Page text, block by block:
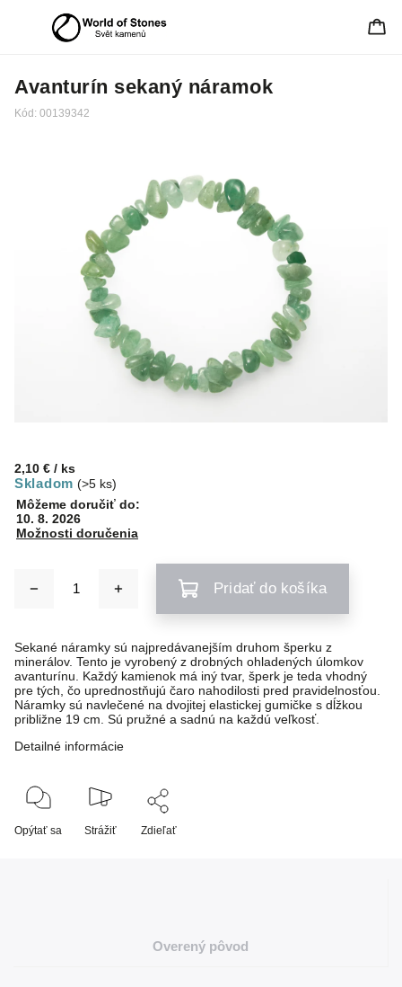
Avanturín sekaný náramok
Kód: 00139342
2,10 € / ks
Skladom (>5 ks)
Môžeme doručiť do:
10. 8. 2026
Možnosti doručenia
Pridať do košíka
Sekané náramky sú najpredávanejším druhom šperku z
minerálov. Tento je vyrobený z drobných ohladených úlomkov
avanturínu. Každý kamienok má iný tvar, šperk je teda vhodný
pre tých, čo uprednostňujú čaro nahodilosti pred pravidelnosťou.
Náramky sú navlečené na dvojitej elastickej gumičke s dĺžkou
približne 19 cm. Sú pružné a sadnú na každú veľkosť.
Detailné informácie
Opýtať sa Strážiť Zdieľať
Overený pôvod